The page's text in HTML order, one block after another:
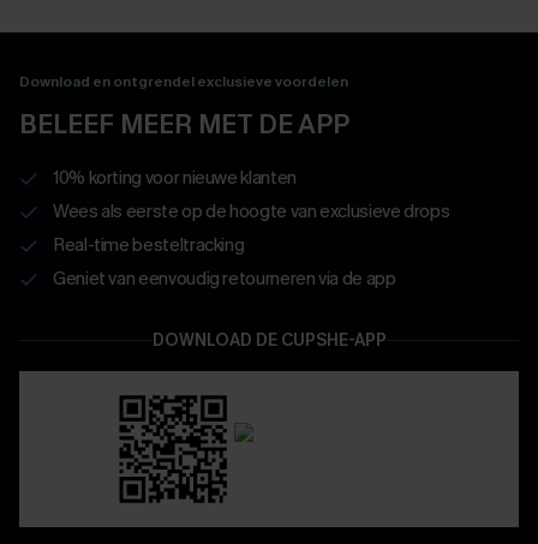
Download en ontgrendel exclusieve voordelen
BELEEF MEER MET DE APP
10% korting voor nieuwe klanten
Wees als eerste op de hoogte van exclusieve drops
Real-time besteltracking
Geniet van eenvoudig retourneren via de app
DOWNLOAD DE CUPSHE-APP